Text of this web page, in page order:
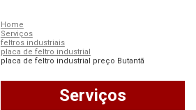
Home
Serviços
feltros industriais
placa de feltro industrial
placa de feltro industrial preço Butantã
Serviços